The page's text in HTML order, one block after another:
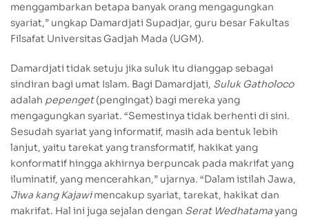
menggambarkan betapa banyak orang mengagungkan
syariat,” ungkap Damardjati Supadjar, guru besar Fakultas
Filsafat Universitas Gadjah Mada (UGM).
Damardjati tidak setuju jika suluk itu dianggap sebagai
sindiran bagi umat Islam. Bagi Damardjati, Suluk Gatholoco
adalah pepenget(pengingat) bagi mereka yang
mengagungkan syariat. “Semestinya tidak berhenti di sini.
Sesudah syariat yang informatif, masih ada bentuk lebih
lanjut, yaitu tarekat yang transformatif, hakikat yang
konformatif hingga akhirnya berpuncak pada makrifat yang
iluminatif, yang mencerahkan,” ujarnya. “Dalam istilah Jawa,
Jiwa kang Kajawimencakup syariat, tarekat, hakikat dan
makrifat. Hal ini juga sejalan dengan Serat Wedhatamayang